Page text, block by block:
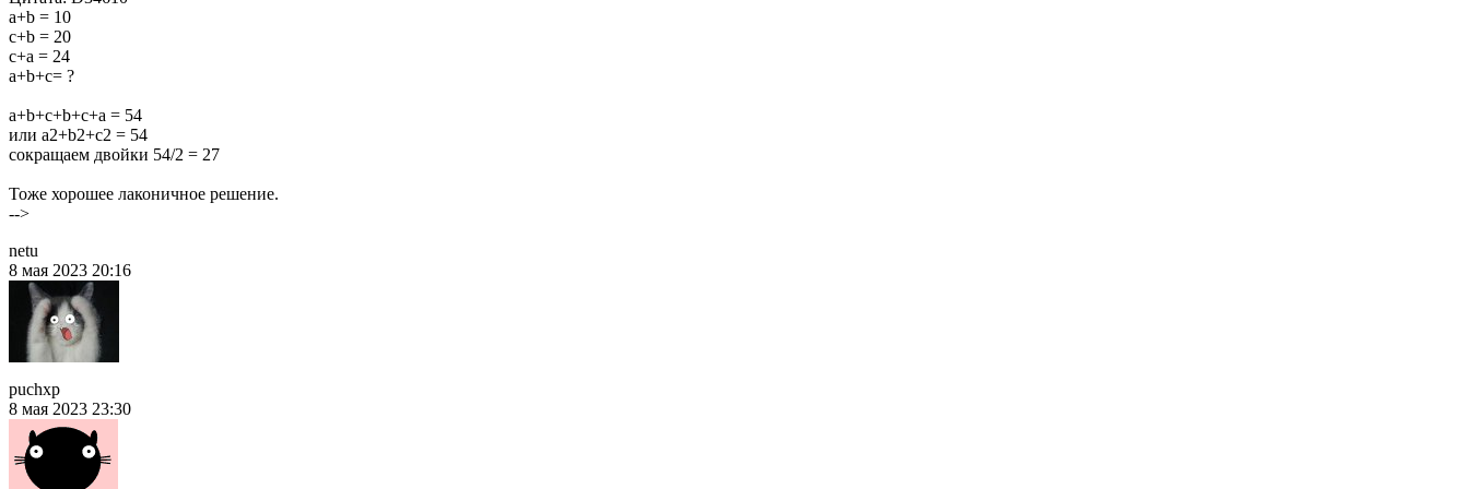
a+b = 10
c+b = 20
c+a = 24
a+b+c= ?
a+b+c+b+c+a = 54
или a2+b2+c2 = 54
cокращаем двойки 54/2 = 27
Тоже хорошее лаконичное решение.
-->
netu
8 мая 2023 20:16
puchxp
8 мая 2023 23:30